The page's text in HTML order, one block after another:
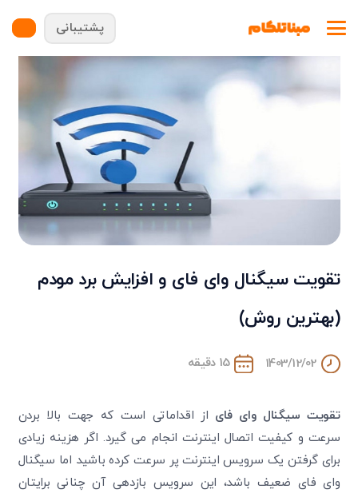
پشتیبانی
تقویت سیگنال وای فای و افزایش برد مودم
(بهترین روش)
1403/12/02 15 دقیقه
تقویت سیگنال وای فای از اقداماتی است که جهت بالا بردن
سرعت و کیفیت اتصال اینترنت انجام می گیرد. اگر هزینه زیادی
برای گرفتن یک سرویس اینترنت پر سرعت کرده باشید اما سیگنال
وای فای ضعیف باشد، این سرویس بازدهی آن چنانی برایتان